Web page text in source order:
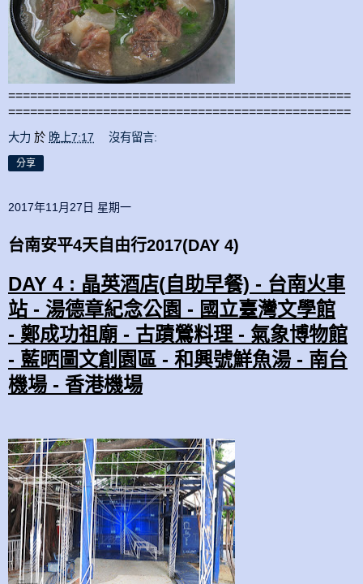
===============================================
===============================================
大力 於 晚上7:17 沒有留言:
分享
2017年11月27日 星期一
台南安平4天自由行2017(DAY 4)
DAY 4 : 晶英酒店(自助早餐) - 台南火車
站 - 湯德章紀念公園 - 國立臺灣文學館
- 鄭成功祖廟 - 古蹟鶯料理 - 氣象博物館
- 藍晒圖文創園區 - 和興號鮮魚湯 - 南台
機場 - 香港機場